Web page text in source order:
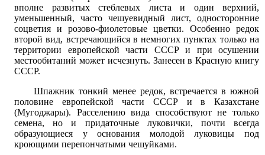
вполне развитых стеблевых листа и один верхний,
уменьшенный, часто чешуевидный лист, односторонние
соцветия и розово-фиолетовые цветки. Особенно редок
второй вид, встречающийся в немногих пунктах только на
территории европейской части СССР и при осушении
местообитаний может исчезнуть. Занесен в Красную книгу
СССР.
Шпажник тонкий менее редок, встречается в южной
половине европейской части СССР и в Казахстане
(Мугоджары). Расселению вида способствуют не только
семена, но и придаточные луковички, почти всегда
образующиеся у основания молодой луковицы под
кроющими перепончатыми чешуйками.